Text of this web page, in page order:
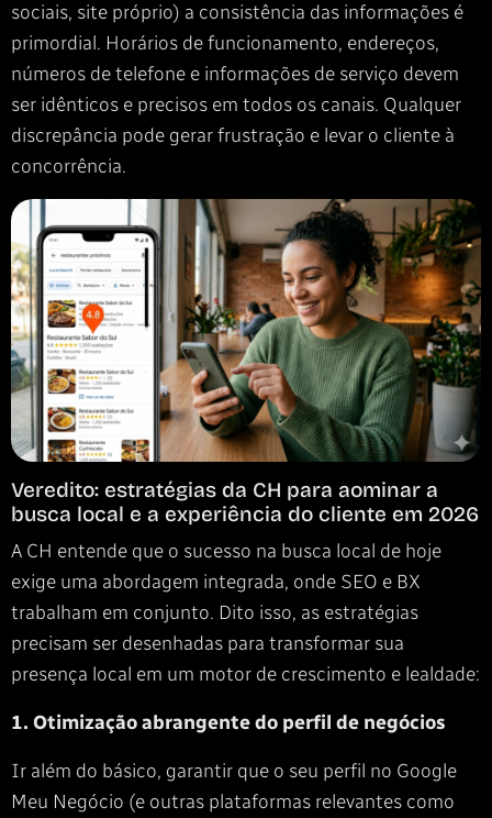
sociais, site próprio) a consistência das informações é
primordial. Horários de funcionamento, endereços,
números de telefone e informações de serviço devem
ser idênticos e precisos em todos os canais. Qualquer
discrepância pode gerar frustração e levar o cliente à
concorrência.
Veredito: estratégias da CH para aominar a
busca local e a experiência do cliente em 2026
A CH entende que o sucesso na busca local de hoje
exige uma abordagem integrada, onde SEO e BX
trabalham em conjunto. Dito isso, as estratégias
precisam ser desenhadas para transformar sua
presença local em um motor de crescimento e lealdade:
1. Otimização abrangente do perfil de negócios
Ir além do básico, garantir que o seu perfil no Google
Meu Negócio (e outras plataformas relevantes como